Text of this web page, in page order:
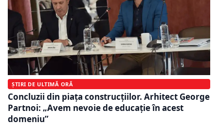
ȘTIRI DE ULTIMĂ ORĂ
Concluzii din piața construcțiilor. Arhitect George
Partnoi: „Avem nevoie de educație în acest
domeniu”